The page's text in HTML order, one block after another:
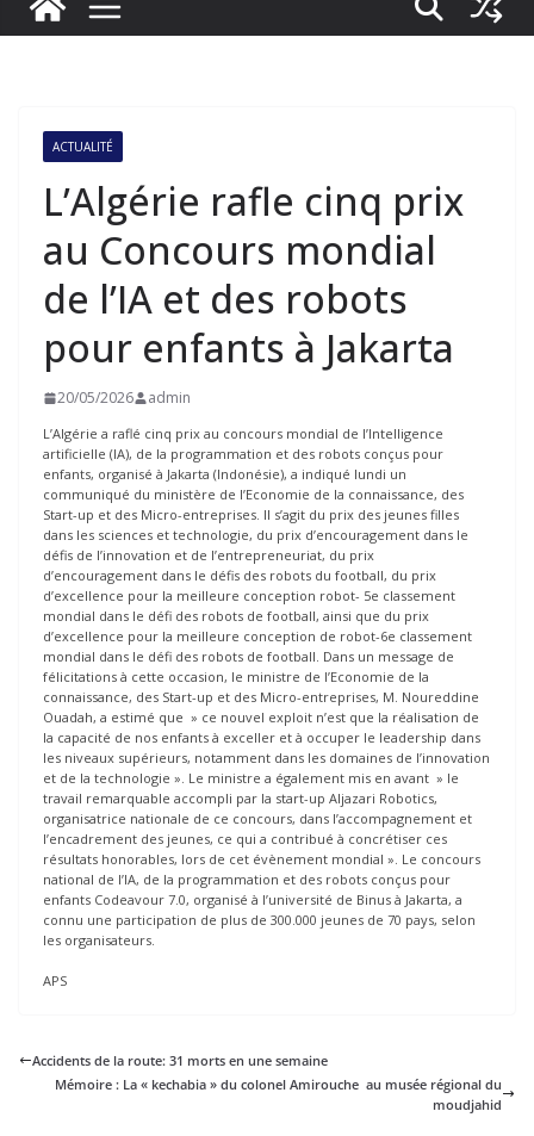
ACTUALITÉ
L’Algérie rafle cinq prix
au Concours mondial
de l’IA et des robots
pour enfants à Jakarta
20/05/2026 admin
L’Algérie a raflé cinq prix au concours mondial de l’Intelligence
artificielle (IA), de la programmation et des robots conçus pour
enfants, organisé à Jakarta (Indonésie), a indiqué lundi un
communiqué du ministère de l’Economie de la connaissance, des
Start-up et des Micro-entreprises. Il s’agit du prix des jeunes filles
dans les sciences et technologie, du prix d’encouragement dans le
défis de l’innovation et de l’entrepreneuriat, du prix
d’encouragement dans le défis des robots du football, du prix
d’excellence pour la meilleure conception robot- 5e classement
mondial dans le défi des robots de football, ainsi que du prix
d’excellence pour la meilleure conception de robot-6e classement
mondial dans le défi des robots de football. Dans un message de
félicitations à cette occasion, le ministre de l’Economie de la
connaissance, des Start-up et des Micro-entreprises, M. Noureddine
Ouadah, a estimé que » ce nouvel exploit n’est que la réalisation de
la capacité de nos enfants à exceller et à occuper le leadership dans
les niveaux supérieurs, notamment dans les domaines de l’innovation
et de la technologie ». Le ministre a également mis en avant » le
travail remarquable accompli par la start-up Aljazari Robotics,
organisatrice nationale de ce concours, dans l’accompagnement et
l’encadrement des jeunes, ce qui a contribué à concrétiser ces
résultats honorables, lors de cet évènement mondial ». Le concours
national de l’IA, de la programmation et des robots conçus pour
enfants Codeavour 7.0, organisé à l’université de Binus à Jakarta, a
connu une participation de plus de 300.000 jeunes de 70 pays, selon
les organisateurs.
APS
Accidents de la route: 31 morts en une semaine
Mémoire : La « kechabia » du colonel Amirouche au musée régional du
moudjahid